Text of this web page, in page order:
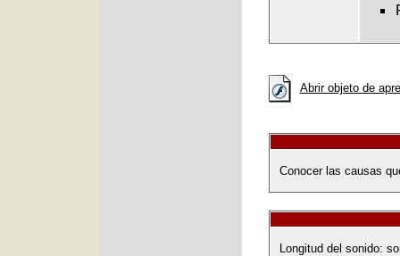
Abrir objeto de
Conocer las causas
Longitud del sonido: